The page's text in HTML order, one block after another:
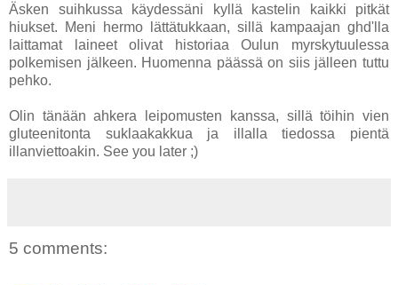
Äsken suihkussa käydessäni kyllä kastelin kaikki pitkät
hiukset. Meni hermo lättätukkaan, sillä kampaajan ghd'lla
laittamat laineet olivat historiaa Oulun myrskytuulessa
polkemisen jälkeen. Huomenna päässä on siis jälleen tuttu
pehko.
Olin tänään ahkera leipomusten kanssa, sillä töihin vien
gluteenitonta suklaakakkua ja illalla tiedossa pientä
illanviettoakin. See you later ;)
5 comments: